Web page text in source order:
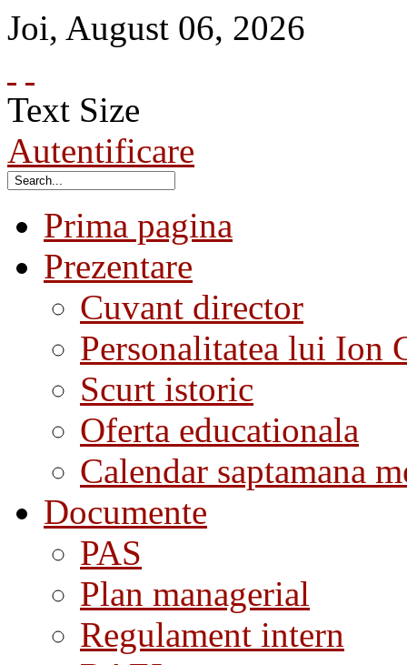
Joi, August 06, 2026
Text Size
Autentificare
Prima pagina
Prezentare
Cuvant director
Personalitatea lui Ion
Scurt istoric
Oferta educationala
Calendar saptamana
Documente
PAS
Plan managerial
Regulament intern